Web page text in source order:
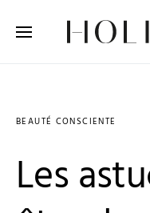
BEAUTÉ CONSCIENTE
Les